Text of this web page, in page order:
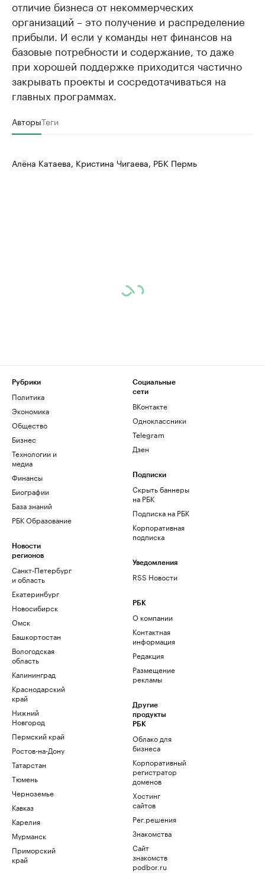
отличие бизнеса от некоммерческих
организаций – это получение и распределение
прибыли. И если у команды нет финансов на
базовые потребности и содержание, то даже
при хорошей поддержке приходится частично
закрывать проекты и сосредотачиваться на
главных программах.
АвторыТеги
Алёна Катаева, Кристина Чигаева, РБК Пермь
Рубрики
Политика
Экономика
Общество
Бизнес
Технологии и
медиа
Финансы
Биографии
База знаний
РБК Образование
Новости
регионов
Санкт-Петербург
и область
Екатеринбург
Новосибирск
Омск
Башкортостан
Вологодская
область
Калининград
Краснодарский
край
Нижний
Новгород
Пермский край
Ростов-на-Дону
Татарстан
Тюмень
Черноземье
Кавказ
Карелия
Мурманск
Приморский
край
Социальные
сети
ВКонтакте
Одноклассники
Telegram
Дзен
Подписки
Скрыть баннеры
на РБК
Подписка на РБК
Корпоративная
подписка
Уведомления
RSS Новости
РБК
О компании
Контактная
информация
Редакция
Размещение
рекламы
Другие
продукты
РБК
Облако для
бизнеса
Корпоративный
регистратор
доменов
Хостинг
сайтов
Рег.решения
Знакомства
Сайт
знакомств
podbor.ru